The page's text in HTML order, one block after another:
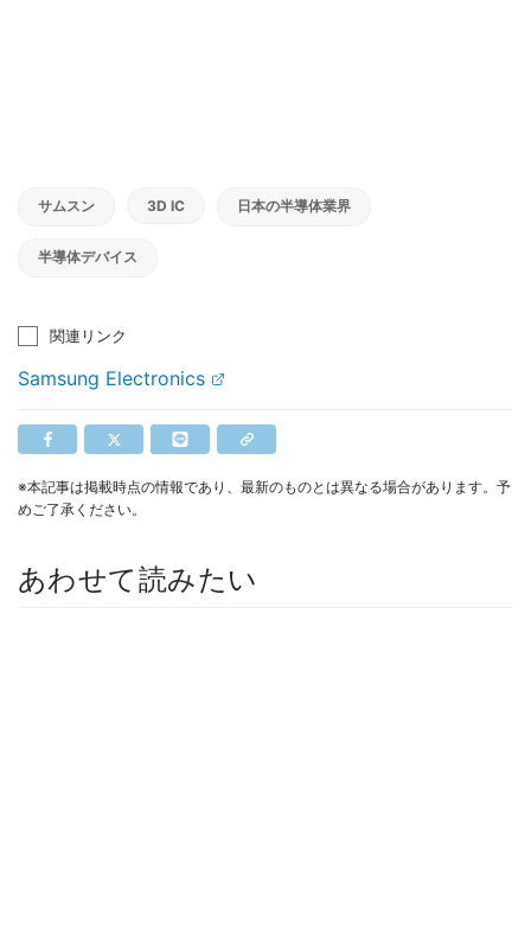
サムスン 3D IC 日本の半導体業界
半導体デバイス
関連リンク
Samsung Electronics
※本記事は掲載時点の情報であり、最新のものとは異なる場合があります。予
めご了承ください。
あわせて読みたい